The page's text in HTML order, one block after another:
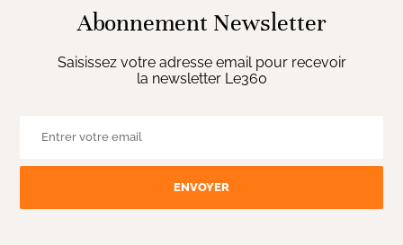
Abonnement Newsletter
Saisissez votre adresse email pour recevoir
la newsletter Le360
ENVOYER